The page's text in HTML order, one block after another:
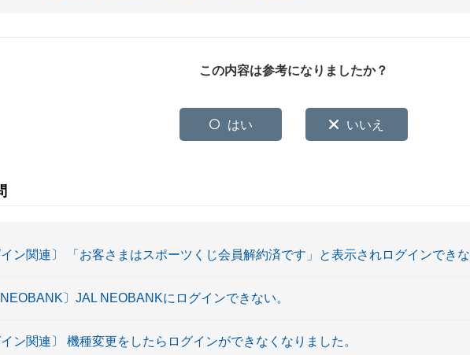
この内容は参考になりましたか？
はい いいえ
イン関連〕 「お客さまはスポーツくじ会員解約済です」と表示されログインできな
NEOBANK〕JAL NEOBANKにログインできない。
イン関連〕 機種変更をしたらログインができなくなりました。